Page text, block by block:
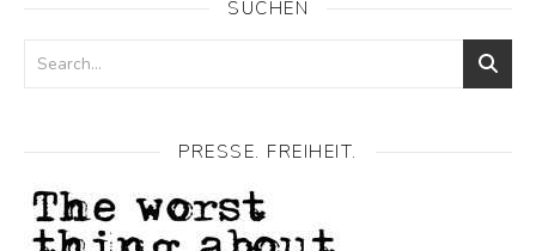
SUCHEN
PRESSE. FREIHEIT.